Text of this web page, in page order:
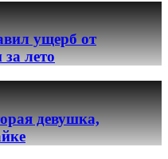
ущерб от
лето
девушка,